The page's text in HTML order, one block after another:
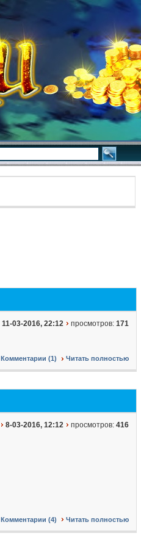
11-03-2016, 22:12 просмотров: 171
Комментарии (1) Читать полностью
8-03-2016, 12:12 просмотров: 416
Комментарии (4) Читать полностью